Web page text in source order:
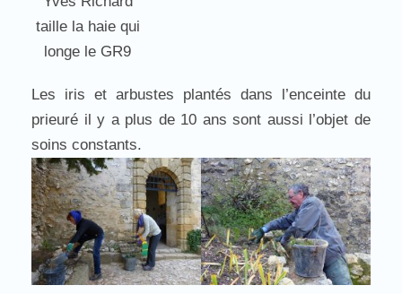
taille la haie qui
longe le GR9
Les iris et arbustes plantés dans l’enceinte du
prieuré il y a plus de 10 ans sont aussi l’objet de
soins constants.